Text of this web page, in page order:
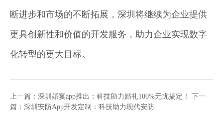
断进步和市场的不断拓展，深圳将继续为企业提供
更具创新性和价值的开发服务，助力企业实现数字
化转型的更大目标。
上一篇： 深圳婚宴app推出：科技助力婚礼100%无忧搞定！
下一
篇： 深圳安防App开发定制：科技助力现代安防